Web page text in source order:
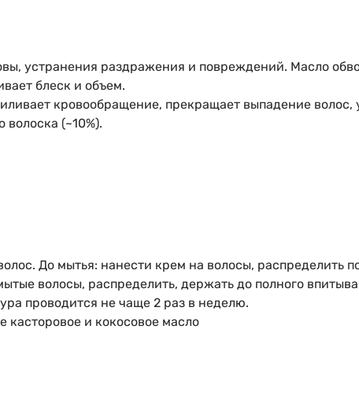
устранения раздражения и повреждений. Масло
блеск и объем.
кровообращение, прекращает выпадение волос,
(~10%).
До мытья: нанести крем на волосы, распределить
волосы, распределить, держать до полного
проводится не чаще 2 раз в неделю.
касторовое и кокосовое масло